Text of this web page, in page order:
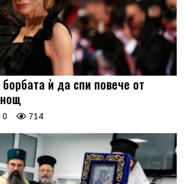
ѝ да спи повече от
0 714